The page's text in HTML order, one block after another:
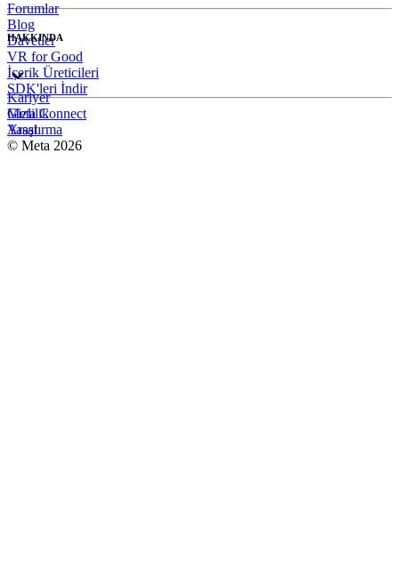
Forumlar
Blog
Davetler
VR for Good
İçerik Üreticileri
SDK'leri İndir
HAKKINDA
Kariyer
Meta Connect
Araştırma
Gizlilik
Yasal
© Meta 2026